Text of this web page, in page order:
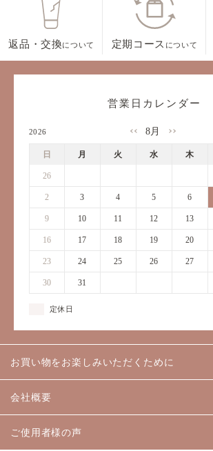
営業日カレンダー
2026 8月
日 月 火 水 木
26
2 3 4 5 6
9 10 11 12 13
16 17 18 19 20
23 24 25 26 27
30 31
定休日
返品・交換について 定期コース について
お買い物をお楽しみいただくために
会社概要
ご使用者様の声